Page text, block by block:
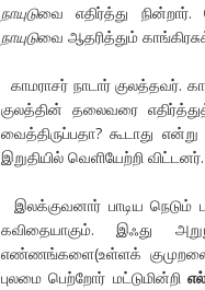
நாயுடுவை எதிர்த்து நின்றார்.
நாயுடுவை ஆதரித்தும்
காமராசர் நாடார் குலத்தவர்.
குலத்தின் தலைவரை
வைத்திருப்பதா? கூடாது
இறுதியில் வெளியேற்றி
இலக்குவனார் பாடிய நெடும்
கவிதையாகும். இஃது
எண்ணங்களை(உள்ளக் குமுறலை)
புலமை பெற்றோர் மட்டுமின்றி